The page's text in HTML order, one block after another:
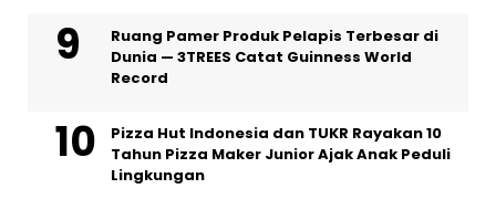
Ruang Pamer Produk Pelapis Terbesar di
Dunia — 3TREES Catat Guinness World
Record
Pizza Hut Indonesia dan TUKR Rayakan 10
Tahun Pizza Maker Junior Ajak Anak Peduli
Lingkungan